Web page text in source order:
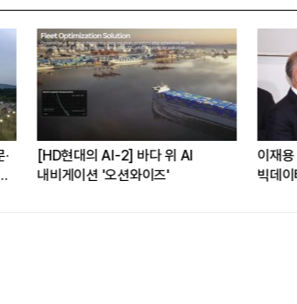
위 AI
'
이재용 회장, CEO 브랜드평판 8
빅데이터 1위...최태원·구광모 회장